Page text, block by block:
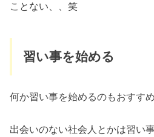
ことない、、笑
習い事を始める
何か習い事を始めるのもおすすめ
出会いのない社会人とかは習い